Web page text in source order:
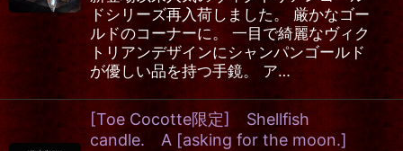
ドシリーズ再入荷しました。 厳かなゴー
ルドのコーナーに。 一目で綺麗なヴィク
トリアンデザインにシャンパンゴールド
が優しい品を持つ手鏡。 ア…
[Toe Cocotte限定] Shellfish
candle. A [asking for the moon.]